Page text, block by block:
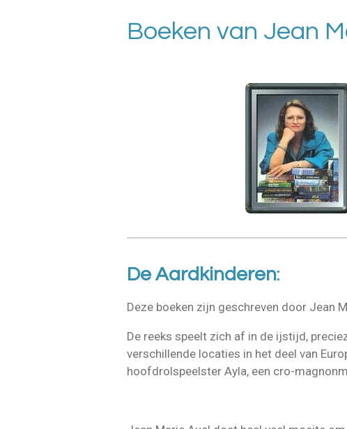
Boeken van Jean
De Aardkinderen:
Deze boeken zijn geschreven door Jean
De reeks speelt zich af in de ijstijd,
verschillende locaties in het deel van
hoofdrolspeelster Ayla, een cro-